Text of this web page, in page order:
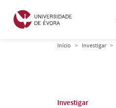
Início Investigar
Investigar